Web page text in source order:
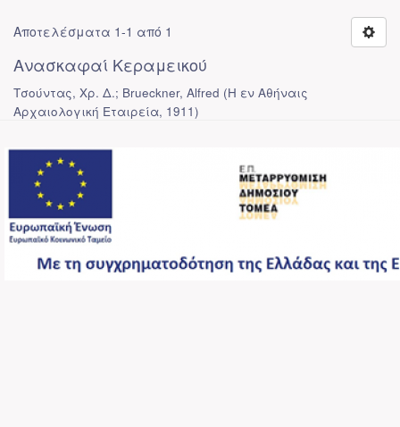
Αποτελέσματα 1-1 από 1
Ανασκαφαί Κεραμεικού
Τσούντας, Χρ. Δ.; Brueckner, Alfred (Η εν Αθήναις
Αρχαιολογική Εταιρεία, 1911)